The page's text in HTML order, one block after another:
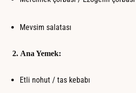
Mevsim salatası
2. Ana Yemek:
Etli nohut / tas kebabı